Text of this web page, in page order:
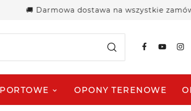
🚚 Darmowa dostawa na wszystkie
OPONY TERENOWE